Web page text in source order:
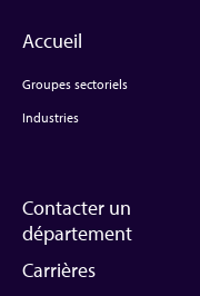
Accueil
Groupes sectoriels
Industries
Contacter un
département
Carrières